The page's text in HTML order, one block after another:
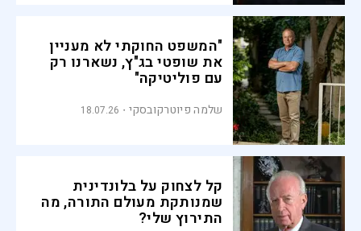
"המשפט החוקתי לא מעניין
את שופטי בג"ץ, נשארנו רק
עם פוליטיקה"
שלמה פיוטרקובסקי 18.07.26
קל לצחוק על בלונדינית
שמנותקת מעולם התורה, מה
התירוץ שלי?